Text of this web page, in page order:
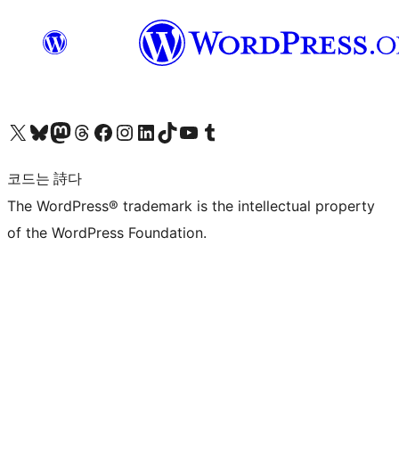
X(이전 트위터) 계정 방문하기블루스카이 계정 방문하기마스토돈 계정 방문하기스레드 계정 방문하기 페이스북 페이지 방문하기인스타그램 계정 방문하기 LinkedIn 계정 방문하기틱톡 계정 방문하기유튜브 채널 방문하기 텀블러 계정 방문하기
코드는 詩다
The WordPress® trademark is the intellectual property
of the WordPress Foundation.